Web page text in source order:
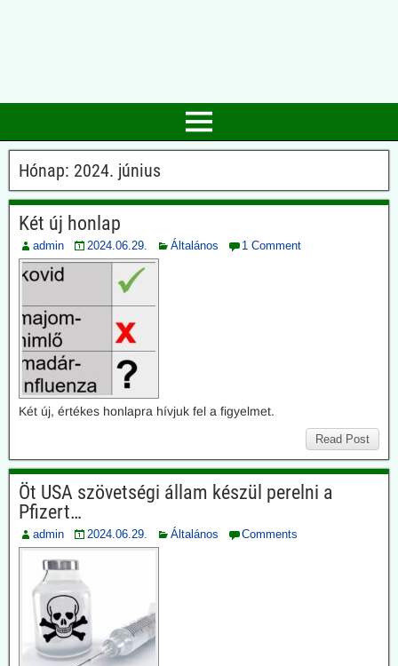
Hónap: 2024. június
Két új honlap
admin 2024.06.29. Általános 1 Comment
Két új, értékes honlapra hívjuk fel a figyelmet.
Read Post
Öt USA szövetségi állam készül perelni a
Pfizert…
admin 2024.06.29. Általános Comments